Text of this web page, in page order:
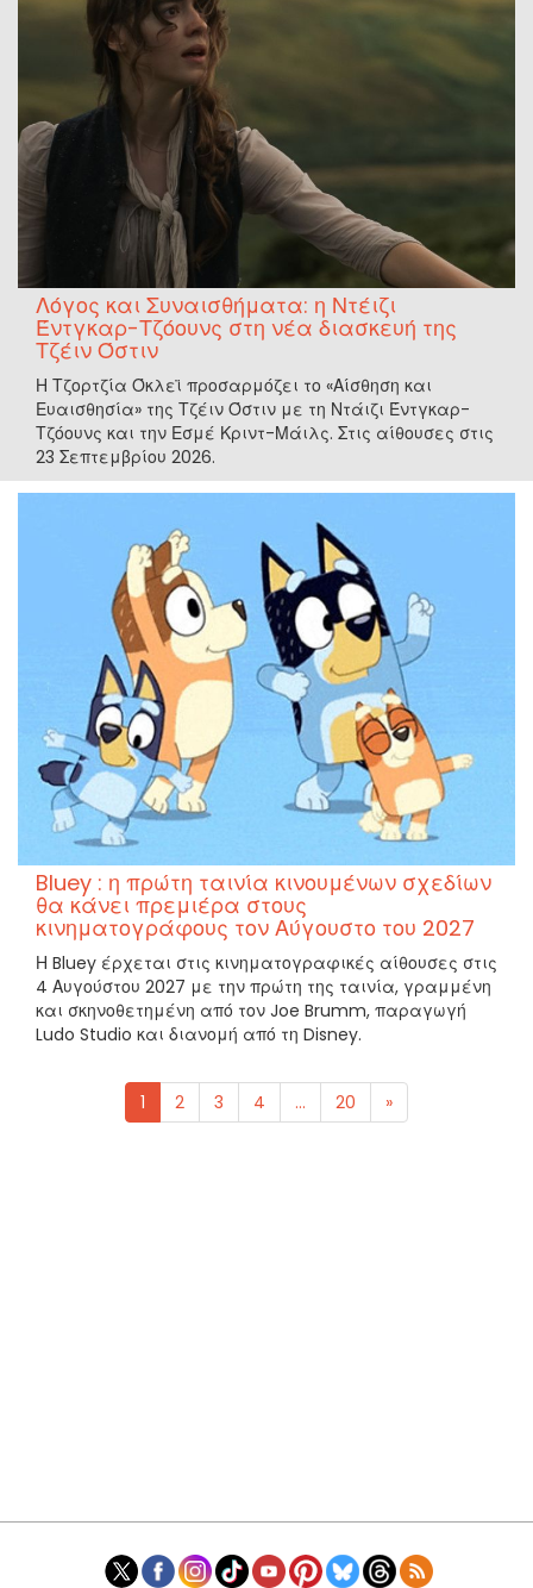
Λόγος και Συναισθήματα: η Ντέιζι
Έντγκαρ-Τζόουνς στη νέα διασκευή της
Τζέιν Όστιν
Η Τζορτζία Όκλεϊ προσαρμόζει το «Αίσθηση και
Ευαισθησία» της Τζέιν Όστιν με τη Ντάιζι Έντγκαρ-
Τζόουνς και την Εσμέ Κριντ-Μάιλς. Στις αίθουσες στις
23 Σεπτεμβρίου 2026.
Bluey : η πρώτη ταινία κινουμένων σχεδίων
θα κάνει πρεμιέρα στους
κινηματογράφους τον Αύγουστο του 2027
Η Bluey έρχεται στις κινηματογραφικές αίθουσες στις
4 Αυγούστου 2027 με την πρώτη της ταινία, γραμμένη
και σκηνοθετημένη από τον Joe Brumm, παραγωγή
Ludo Studio και διανομή από τη Disney.
1 2 3 4 ... 20 »